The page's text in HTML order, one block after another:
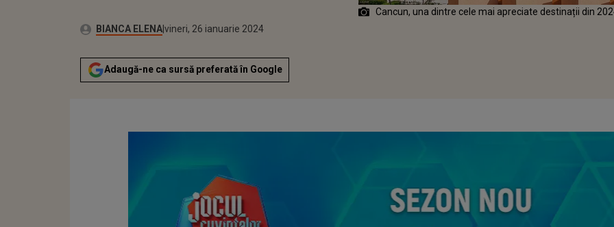
Autor:BIANCA ELENAPublicat:
vineri, 26 ianuarie 2024
Adaugă-ne ca sursă preferată în Google
Cancun, una dintre cele mai apreciate destinații din